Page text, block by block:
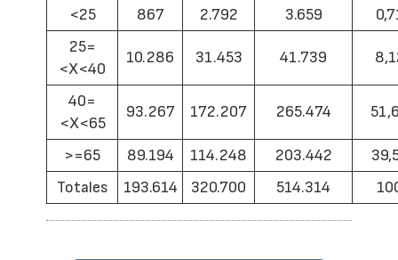
<25 867 2.792 3.659
25=
<X<40
10.286 31.453 41.739
40=
<X<65
93.267 172.207 265.474
>=65 89.194 114.248 203.442
Totales
193.614 320.700 514.314